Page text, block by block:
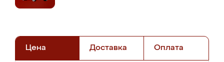
Цена Доставка Оплата